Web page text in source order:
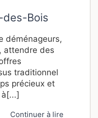
des-Bois
déménageurs,
attendre des
traditionnel
précieux et
Continuer à lire